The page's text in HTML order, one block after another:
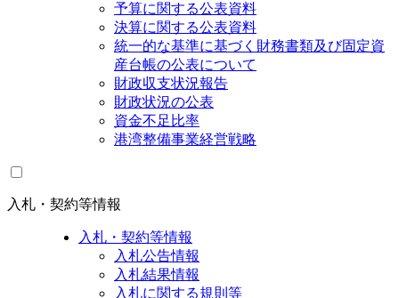
予算に関する公表資料
決算に関する公表資料
統一的な基準に基づく財務書類及び固定資
産台帳の公表について
財政収支状況報告
財政状況の公表
資金不足比率
港湾整備事業経営戦略
入札・契約等情報
入札・契約等情報
入札公告情報
入札結果情報
入札に関する規則等